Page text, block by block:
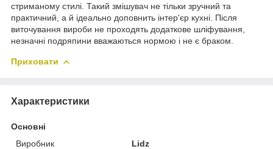
стриманому стилі. Такий змішувач не тільки зручний та
практичний, а й ідеально доповнить інтер'єр кухні. Після
виточування вироби не проходять додаткове шліфування,
незначні подряпини вважаються нормою і не є браком.
Приховати
Характеристики
Основні
Виробник
Lidz